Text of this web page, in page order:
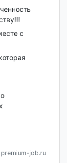
с
job.ru